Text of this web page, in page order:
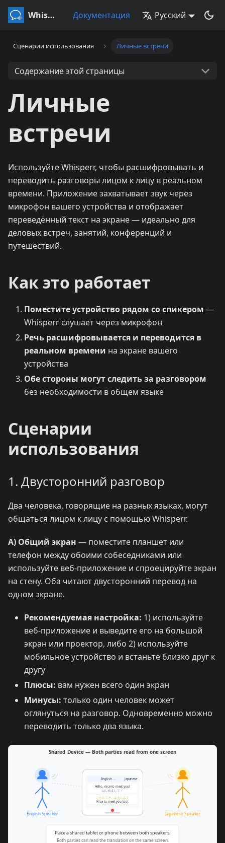
Whisperr Документация Русский
Сценарии использования Личные встречи
Содержание этой страницы
Личные
встречи
Используйте Whisperr, чтобы расшифровывать и
переводить разговоры лицом к лицу в реальном
времени. Приложение захватывает звук через
микрофон вашего устройства и отображает
переведённый текст на экране — идеально для
деловых встреч, занятий, конференций и
путешествий.
Как это работает
Поместите устройство рядом со спикером —
Whisperr слушает через микрофон
Речь расшифровывается и переводится в
реальном времени на экране вашего
устройства
Обе стороны могут следить за разговором
без необходимости в общем языке
Сценарии
использования
1. Двусторонний разговор
Два человека, говорящие на разных языках, могут
общаться лицом к лицу с помощью Whisperr.
A) Общий экран — поместите планшет или
телефон между обоими собеседниками или
используйте веб-приложение и спроецируйте экран
на стену. Оба читают двусторонний перевод на
одном экране.
Рекомендуемая настройка: 1) используйте
веб-приложение и выведите его на большой
экран или проектор, либо 2) используйте
мобильное устройство и встаньте близко друг к
другу
Плюсы: вам нужен всего один экран
Минусы: только один человек может
оглянуться на разговор. Одновременно можно
переводить только два языка.